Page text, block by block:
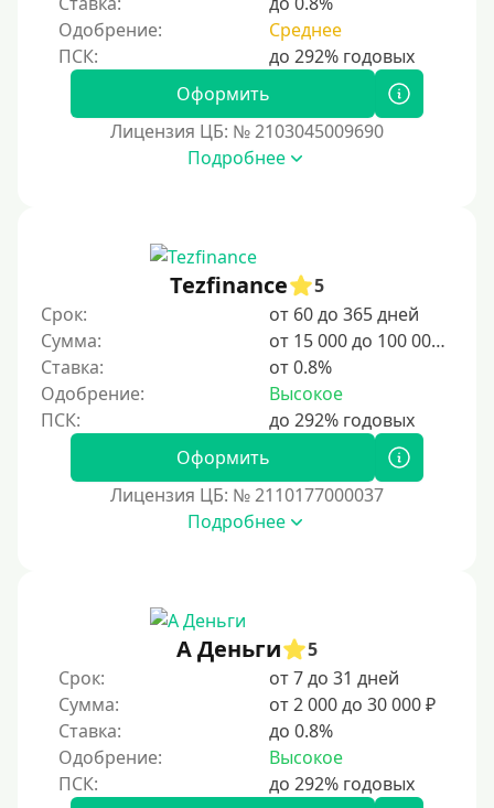
Онлайн круглосуточно
Ночью
На карту круглосуточно
1 день
2 дня
3 дня
5 дней
На месяц
30 дней без процентов
2 месяца
60 дней
Одобрение:
Среднее
Оформить
Лицензия ЦБ: № 2103045009690
Подробнее
Tezfinance
5
Срок:
от 60 до 365 дней
Сумма:
от 15 000 до 100 000 ₽
Ставка:
от 0.8%
Одобрение:
Высокое
Оформить
Лицензия ЦБ: № 2110177000037
Подробнее
А Деньги
5
Срок:
от 7 до 31 дней
Сумма:
от 2 000 до 30 000 ₽
Ставка:
до 0.8%
Одобрение:
Высокое